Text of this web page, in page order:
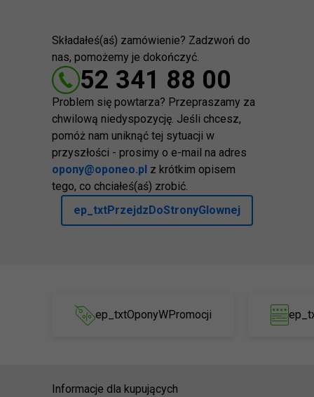
Składałeś(aś) zamówienie? Zadzwoń do
nas, pomożemy je dokończyć.
52 341 88 00
Problem się powtarza? Przepraszamy za
chwilową niedyspozycję. Jeśli chcesz,
pomóż nam uniknąć tej sytuacji w
przyszłości - prosimy o e-mail na adres
opony@oponeo.pl z krótkim opisem
tego, co chciałeś(aś) zrobić.
ep_txtPrzejdzDoStronyGlownej
ep_txtOponyWPromocji
Informacje dla kupujących